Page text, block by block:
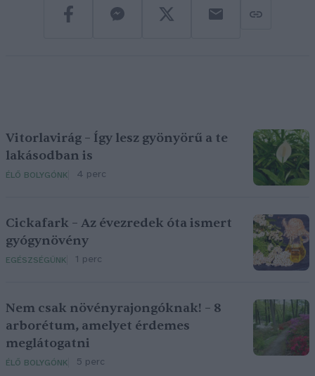
Vitorlavirág – Így lesz gyönyörű a te
lakásodban is
ÉLŐ BOLYGÓNK 4 perc
Cickafark – Az évezredek óta ismert
gyógynövény
EGÉSZSÉGÜNK 1 perc
Nem csak növényrajongóknak! – 8
arborétum, amelyet érdemes
meglátogatni
ÉLŐ BOLYGÓNK 5 perc